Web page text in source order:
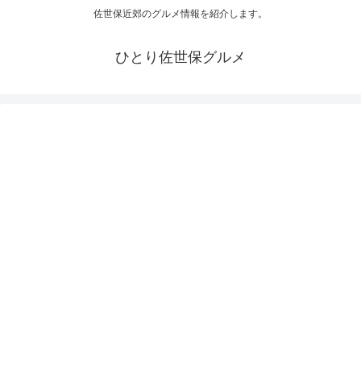
佐世保近郊のグルメ情報を紹介します。
ひとり佐世保グルメ